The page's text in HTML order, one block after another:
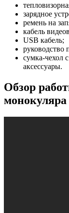
зарядное
ремень на
кабель
USB кабель;
руководство
сумка-чехол
аксессуары.
Обзор